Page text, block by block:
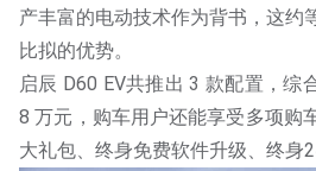
产丰富的电动技术作为背书，这约
比拟的优势。
启辰 D60 EV共推出 3 款配置，综
8 万元，购车用户还能享受多项购
大礼包、终身免费软件升级、终身